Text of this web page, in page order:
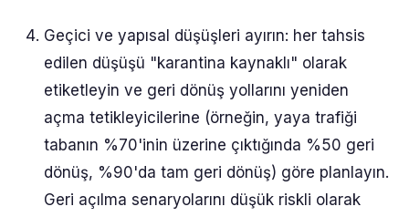
Geçici ve yapısal düşüşleri ayırın: her tahsis
edilen düşüşü "karantina kaynaklı" olarak
etiketleyin ve geri dönüş yollarını yeniden
açma tetikleyicilerine (örneğin, yaya trafiği
tabanın %70'inin üzerine çıktığında %50 geri
dönüş, %90'da tam geri dönüş) göre planlayın.
Geri açılma senaryolarını düşük riskli olarak